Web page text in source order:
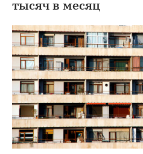
тысяч в месяц